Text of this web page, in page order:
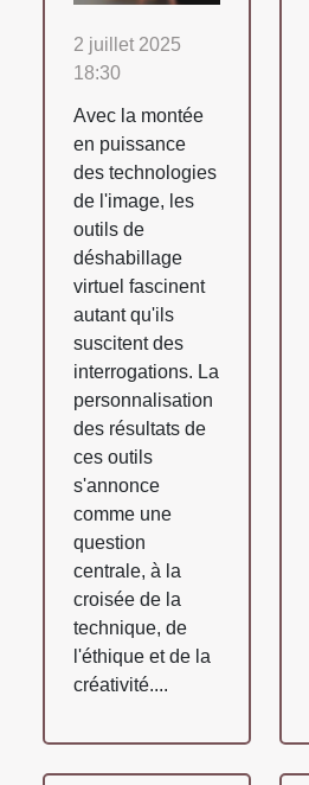
2 juillet 2025
18:30
Avec la montée
en puissance
des technologies
de l'image, les
outils de
déshabillage
virtuel fascinent
autant qu'ils
suscitent des
interrogations. La
personnalisation
des résultats de
ces outils
s'annonce
comme une
question
centrale, à la
croisée de la
technique, de
l'éthique et de la
créativité....